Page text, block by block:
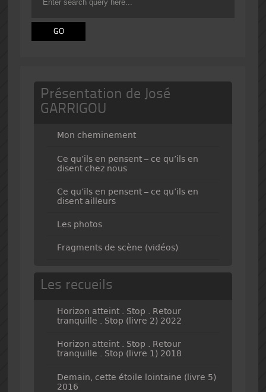
Présentation de José
GARRIGOU
Mon cheminement
Ce qu’ils en pensent – ce qu’ils en
disent chez nous
Ce qu’ils en pensent – ce qu’ils en
disent ailleurs
Les photos
Fragments de scène (vidéos)
Les recueils
Horizon atteint . Stop . Retour
tranquille . Stop (livre 2) 2022
Horizon atteint . Stop . Retour
tranquille . Stop (livre 1) 2018
Demain, cette étoile lointaine (livre 5)
2016